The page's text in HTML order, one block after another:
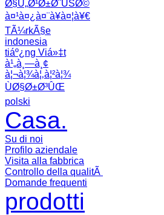
Ø§Ù„Ø¹Ø±Ø¨ÙŠØ©
à¤¹à¤¿à¤¨à¥à¤¦à¥€
TÃ¼rkÃ§e
indonesia
tiáº¿ng Viá»‡t
à¹„à¸—à¸¢
à¦¬à¦¾à¦‚à¦²à¦¾
ÙØ§Ø±Ø³ÛŒ
polski
Casa.
Su di noi
Profilo aziendale
Visita alla fabbrica
Controllo della qualitÃ
Domande frequenti
prodotti